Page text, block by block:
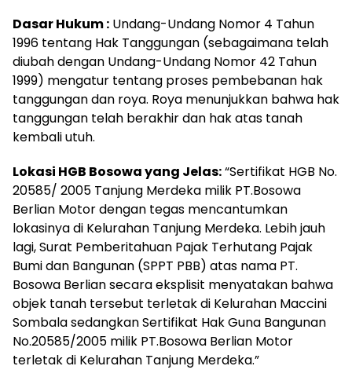
Dasar Hukum : Undang-Undang Nomor 4 Tahun
1996 tentang Hak Tanggungan (sebagaimana telah
diubah dengan Undang-Undang Nomor 42 Tahun
1999) mengatur tentang proses pembebanan hak
tanggungan dan roya. Roya menunjukkan bahwa hak
tanggungan telah berakhir dan hak atas tanah
kembali utuh.
Lokasi HGB Bosowa yang Jelas:“Sertifikat HGB No.
20585/ 2005 Tanjung Merdeka milik PT.Bosowa
Berlian Motor dengan tegas mencantumkan
lokasinya di Kelurahan Tanjung Merdeka. Lebih jauh
lagi, Surat Pemberitahuan Pajak Terhutang Pajak
Bumi dan Bangunan (SPPT PBB) atas nama PT.
Bosowa Berlian secara eksplisit menyatakan bahwa
objek tanah tersebut terletak di Kelurahan Maccini
Sombala sedangkan Sertifikat Hak Guna Bangunan
No.20585/2005 milik PT.Bosowa Berlian Motor
terletak di Kelurahan Tanjung Merdeka.”